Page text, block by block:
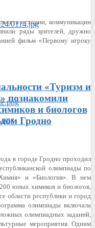
истории, коммуникации
ряды зрителей, дружно
фильм «Первому игроку
«Туризм и
познакомили
и биологов
Гродно
в городе Гродно проходил
олимпиады по
и «Биология». В нем
юных химиков и биологов,
области республики и город
олимпиады включала
олимпиадных заданий,
мероприятия. Одним